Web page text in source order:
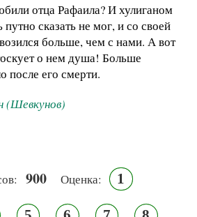
отца Рафаила? И хулиганом
сказать не мог, и со своей
больше, чем с нами. А вот
о нем душа! Больше
после его смерти.
(Шевкунов)
900 Оценка: 1